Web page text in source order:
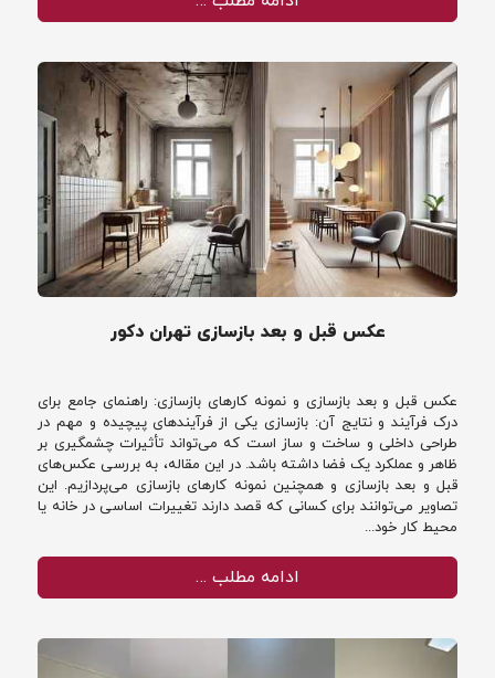
عکس قبل و بعد بازسازی تهران دکور
عکس قبل و بعد بازسازی و نمونه کارهای بازسازی: راهنمای جامع برای
درک فرآیند و نتایج آن: بازسازی یکی از فرآیندهای پیچیده و مهم در
طراحی داخلی و ساخت و ساز است که می‌تواند تأثیرات چشمگیری بر
ظاهر و عملکرد یک فضا داشته باشد. در این مقاله، به بررسی عکس‌های
قبل و بعد بازسازی و همچنین نمونه کارهای بازسازی می‌پردازیم. این
تصاویر می‌توانند برای کسانی که قصد دارند تغییرات اساسی در خانه یا
محیط کار خود...
ادامه مطلب …